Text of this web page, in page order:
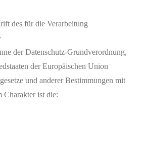
des für die Verarbeitung
der Datenschutz-Grundverordnung,
der Europäischen Union
und anderer Bestimmungen mit
Charakter ist die: